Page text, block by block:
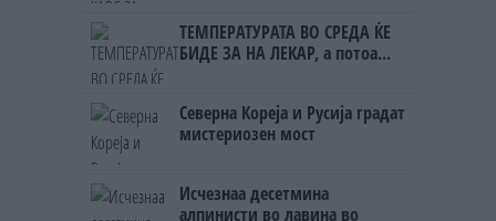
ТЕМПЕРАТУРАТА ВО СРЕДА ЌЕ
БИДЕ ЗА НА ЛЕКАР, а потоа...
Северна Кореја и Русија градат
мистериозен мост
Исчезнаа десетмина
алпинисти во лавина во